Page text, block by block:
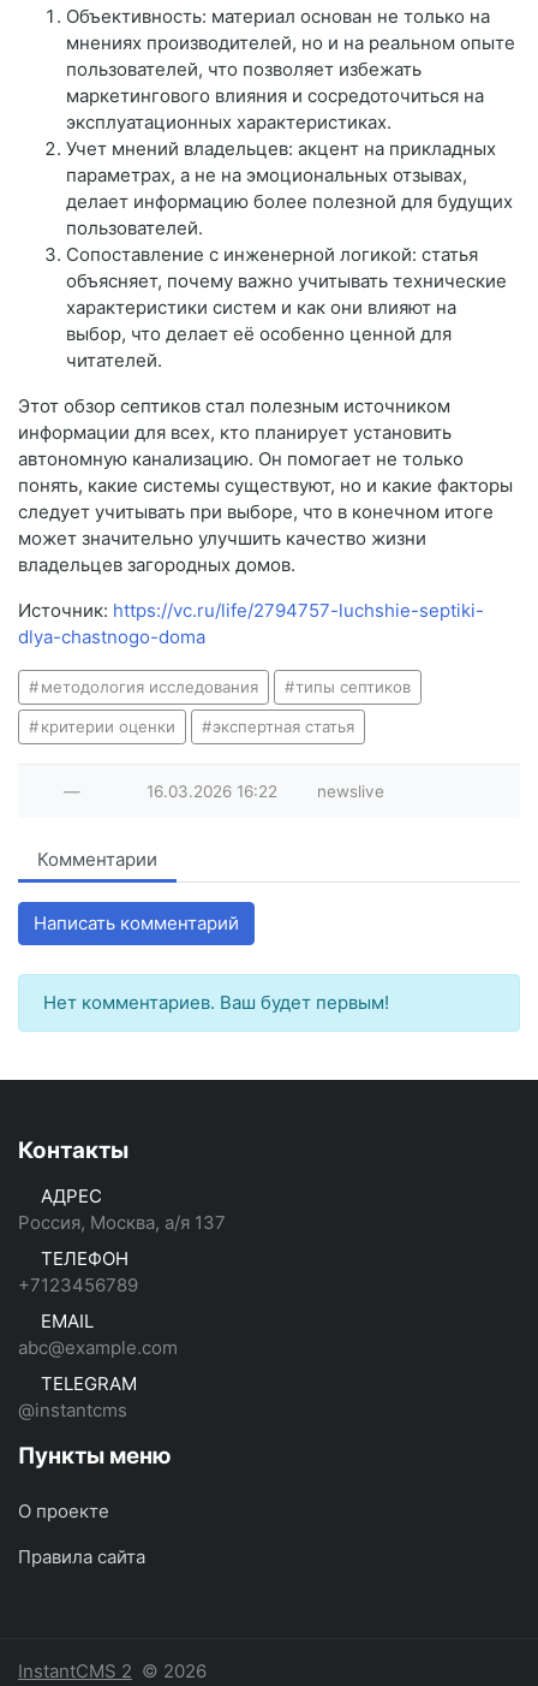
Объективность: материал основан не только на
мнениях производителей, но и на реальном опыте
пользователей, что позволяет избежать
маркетингового влияния и сосредоточиться на
эксплуатационных характеристиках.
Учет мнений владельцев: акцент на прикладных
параметрах, а не на эмоциональных отзывах,
делает информацию более полезной для будущих
пользователей.
Сопоставление с инженерной логикой: статья
объясняет, почему важно учитывать технические
характеристики систем и как они влияют на
выбор, что делает её особенно ценной для
читателей.
Этот обзор септиков стал полезным источником
информации для всех, кто планирует установить
автономную канализацию. Он помогает не только
понять, какие системы существуют, но и какие факторы
следует учитывать при выборе, что в конечном итоге
может значительно улучшить качество жизни
владельцев загородных домов.
Источник: https://vc.ru/life/2794757-luchshie-septiki-
dlya-chastnogo-doma
методология исследования типы септиков
критерии оценки экспертная статья
— 16.03.2026 16:22 newslive
Комментарии
Написать комментарий
Нет комментариев. Ваш будет первым!
Контакты
АДРЕС
Россия, Москва, а/я 137
ТЕЛЕФОН
+7123456789
EMAIL
abc@example.com
TELEGRAM
@instantcms
Пункты меню
О проекте
Правила сайта
InstantCMS 2 © 2026